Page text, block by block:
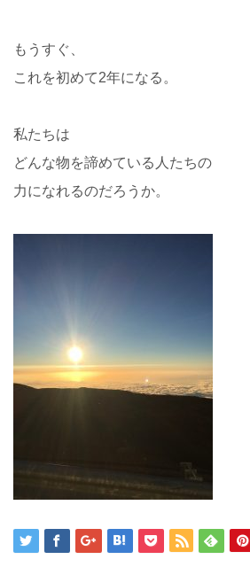
もうすぐ、
これを初めて2年になる。
私たちは
どんな物を諦めている人たちの
力になれるのだろうか。